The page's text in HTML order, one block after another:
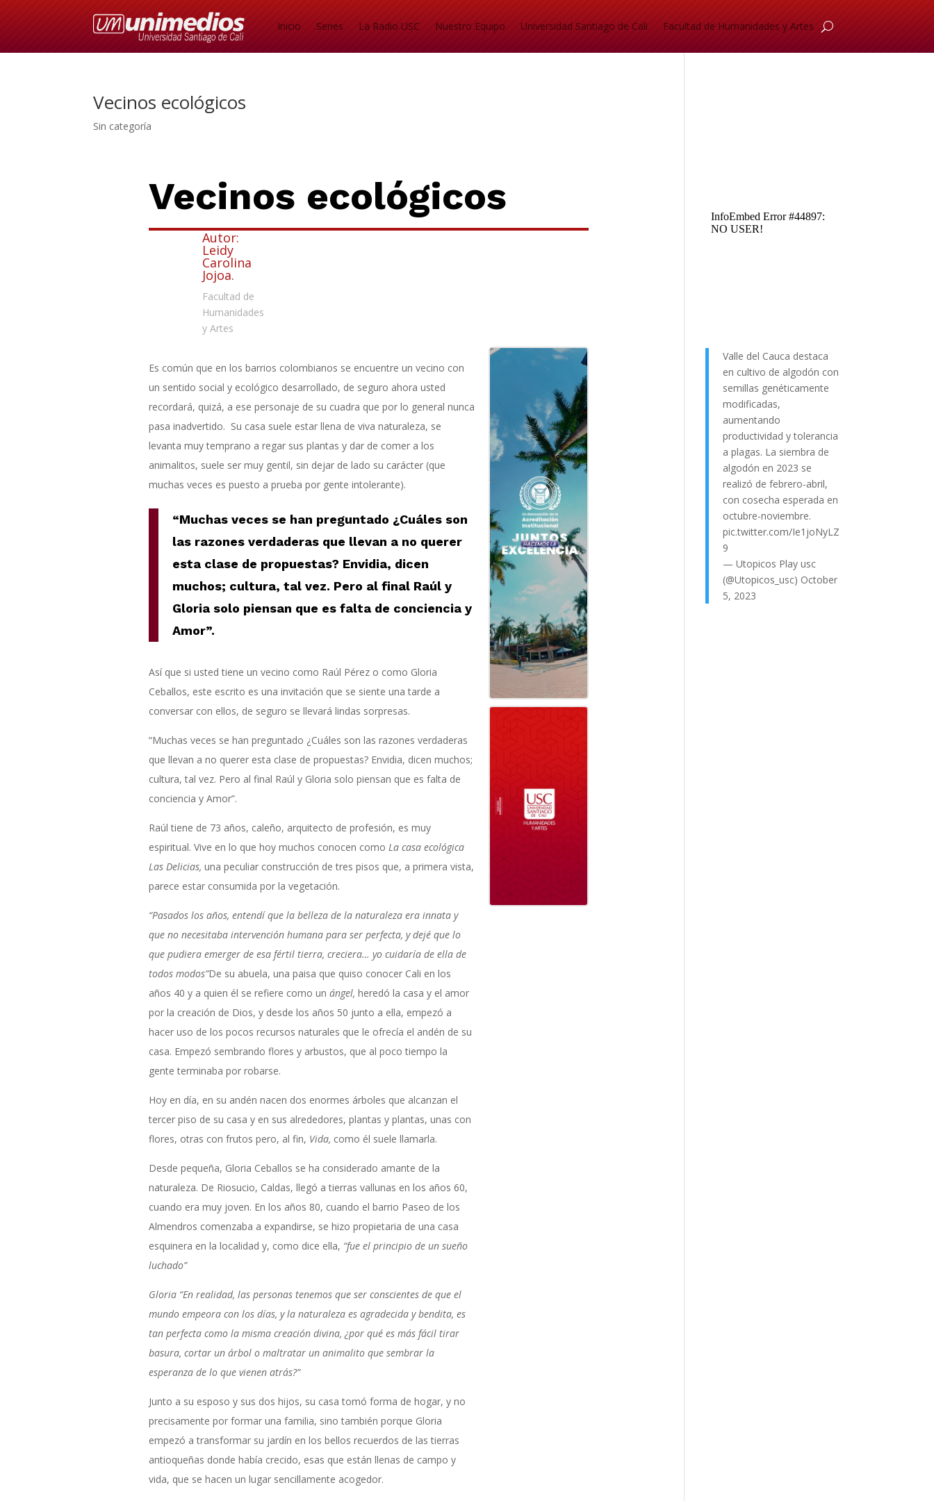
Inicio Series La Radio USC Nuestro Equipo Universidad Santiago de Cali Facultad de Humanidades y Artes
Vecinos ecológicos
Sin categoría
Vecinos ecológicos
Autor:
Leidy
Carolina
Jojoa.
Facultad de
Humanidades
y Artes
Es común que en los barrios colombianos se encuentre un vecino con
un sentido social y ecológico desarrollado, de seguro ahora usted
recordará, quizá, a ese personaje de su cuadra que por lo general nunca
pasa inadvertido. Su casa suele estar llena de viva naturaleza, se
levanta muy temprano a regar sus plantas y dar de comer a los
animalitos, suele ser muy gentil, sin dejar de lado su carácter (que
muchas veces es puesto a prueba por gente intolerante).
“Muchas veces se han preguntado ¿Cuáles son
las razones verdaderas que llevan a no querer
esta clase de propuestas? Envidia, dicen
muchos; cultura, tal vez. Pero al final Raúl y
Gloria solo piensan que es falta de conciencia y
Amor”.
Así que si usted tiene un vecino como Raúl Pérez o como Gloria
Ceballos, este escrito es una invitación que se siente una tarde a
conversar con ellos, de seguro se llevará lindas sorpresas.
“Muchas veces se han preguntado ¿Cuáles son las razones verdaderas
que llevan a no querer esta clase de propuestas? Envidia, dicen muchos;
cultura, tal vez. Pero al final Raúl y Gloria solo piensan que es falta de
conciencia y Amor”.
Raúl tiene de 73 años, caleño, arquitecto de profesión, es muy
espiritual. Vive en lo que hoy muchos conocen como La casa ecológica
Las Delicias, una peculiar construcción de tres pisos que, a primera vista,
parece estar consumida por la vegetación.
“Pasados los años, entendí que la belleza de la naturaleza era innata y
que no necesitaba intervención humana para ser perfecta, y dejé que lo
que pudiera emerger de esa fértil tierra, creciera… yo cuidaría de ella de
todos modos”De su abuela, una paisa que quiso conocer Cali en los
años 40 y a quien él se refiere como un ángel, heredó la casa y el amor
por la creación de Dios, y desde los años 50 junto a ella, empezó a
hacer uso de los pocos recursos naturales que le ofrecía el andén de su
casa. Empezó sembrando flores y arbustos, que al poco tiempo la
gente terminaba por robarse.
Hoy en día, en su andén nacen dos enormes árboles que alcanzan el
tercer piso de su casa y en sus alrededores, plantas y plantas, unas con
flores, otras con frutos pero, al fin, Vida, como él suele llamarla.
Desde pequeña, Gloria Ceballos se ha considerado amante de la
naturaleza. De Riosucio, Caldas, llegó a tierras vallunas en los años 60,
cuando era muy joven. En los años 80, cuando el barrio Paseo de los
Almendros comenzaba a expandirse, se hizo propietaria de una casa
esquinera en la localidad y, como dice ella, “fue el principio de un sueño
luchado”
Gloria “En realidad, las personas tenemos que ser conscientes de que el
mundo empeora con los días, y la naturaleza es agradecida y bendita, es
tan perfecta como la misma creación divina, ¿por qué es más fácil tirar
basura, cortar un árbol o maltratar un animalito que sembrar la
esperanza de lo que vienen atrás?”
Junto a su esposo y sus dos hijos, su casa tomó forma de hogar, y no
precisamente por formar una familia, sino también porque Gloria
empezó a transformar su jardín en los bellos recuerdos de las tierras
antioqueñas donde había crecido, esas que están llenas de campo y
vida, que se hacen un lugar sencillamente acogedor.
Valle del Cauca destaca
en cultivo de algodón con
semillas genéticamente
modificadas,
aumentando
productividad y tolerancia
a plagas. La siembra de
algodón en 2023 se
realizó de febrero-abril,
con cosecha esperada en
octubre-noviembre.
pic.twitter.com/Ie1joNyLZ
9
— Utopicos Play usc
(@Utopicos_usc) October
5, 2023